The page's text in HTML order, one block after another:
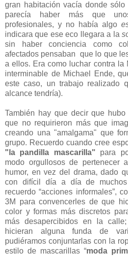
gran habitación vacía donde
parecía haber más que
profesionales, y no había algo
indicara que ese eco llegara a la
sin haber conciencia como
afectados pensaban que lo que
a ellos. Era como luchar contra la
interminable de Michael Ende,
este caso, un trabajo realizado
alcance tendría).
También hay que decir que hubo
que no requirieron más que
creando una "amalgama" que
grupo. Recuerdo cuando cree
"la pandilla mascarilla" para
modo orgullosos de pertenecer
humor, en vez del drama, dado
con difícil día a día de muchos
recuerdo “acciones informales”,
3M para convencerles de que
color y formas más discretos
más desapercibidos en la
hicieran alguna funda de
pudiéramos conjuntarlas con la
estilo de mascarillas “moda